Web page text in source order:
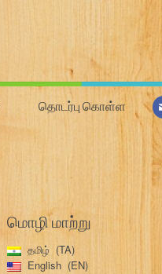
தொடர்பு கொள்ள
மொழி மாற்று
தமிழ்
TA
English
EN